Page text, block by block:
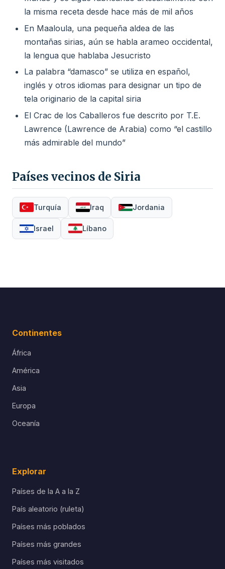
la misma receta desde hace más de mil años
En Maaloula, una pequeña aldea de las
montañas sirias, aún se habla arameo occidental,
la lengua que hablaba Jesucristo
La palabra “damasco” se utiliza en español,
inglés y otros idiomas para designar un tipo de
tela originario de la capital siria
El Crac de los Caballeros fue descrito por T.E.
Lawrence (Lawrence de Arabia) como “el castillo
más admirable del mundo”
Países vecinos de Siria
Turquía Iraq Jordania
Israel Líbano
Continentes
África
América
Asia
Europa
Oceanía
Explorar
Países de la A a la Z
País aleatorio (ruleta)
Países más poblados
Países más grandes
Países más visitados